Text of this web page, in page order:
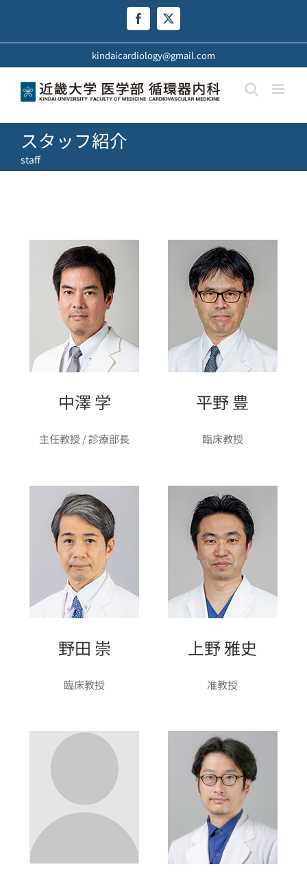
Facebook
X
kindaicardiology@gmail.com
スタッフ紹介
staff
中澤 学
主任教授 / 診療部長
平野 豊
臨床教授
野田 崇
臨床教授
上野 雅史
准教授